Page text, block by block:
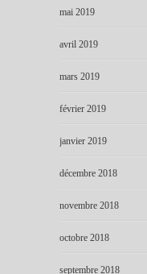
mai 2019
avril 2019
mars 2019
février 2019
janvier 2019
décembre 2018
novembre 2018
octobre 2018
septembre 2018